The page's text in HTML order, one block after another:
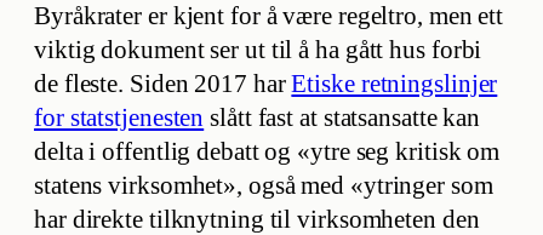
Byråkrater er kjent for å være regeltro, men ett
viktig dokument ser ut til å ha gått hus forbi
de fleste. Siden 2017 harEtiske retningslinjer
for statstjenesten slått fast at statsansatte kan
delta i offentlig debatt og «ytre seg kritisk om
statens virksomhet», også med «ytringer som
har direkte tilknytning til virksomheten den